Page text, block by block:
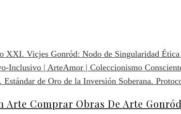
Comprar Obras De Arte Gonród